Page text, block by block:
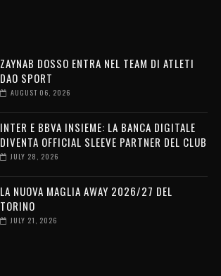
ZAYNAB DOSSO ENTRA NEL TEAM DI ATLETI
DAO SPORT
AUGUST 06, 2026
INTER E BBVA INSIEME: LA BANCA DIGITALE
DIVENTA OFFICIAL SLEEVE PARTNER DEL CLUB
JULY 28, 2026
LA NUOVA MAGLIA AWAY 2026/27 DEL
TORINO
JULY 21, 2026